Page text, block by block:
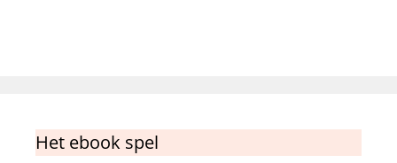
Het ebook spel